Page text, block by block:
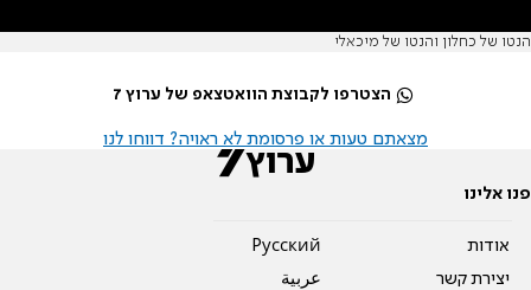
הנטו של כחלון והנטו של מיכאלי
הצטרפו לקבוצת הוואטצאפ של ערוץ 7
מצאתם טעות או פרסומת לא ראויה? דווחו לנו
פנו אלינו
אודות
יצירת קשר
Pусский
عربية